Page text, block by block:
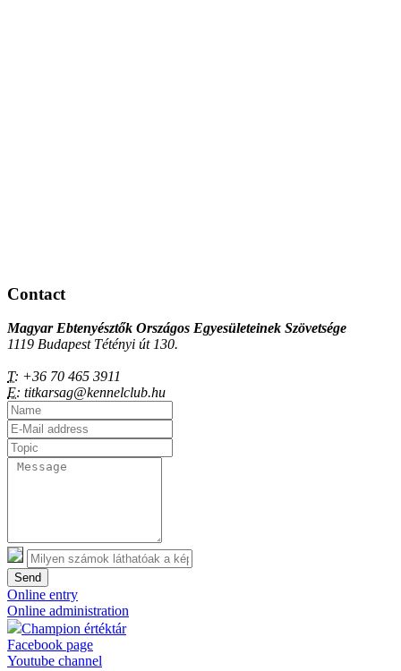
Contact
Magyar Ebtenyésztők Országos Egyesületeinek Szövetsége
1119 Budapest Tétényi út 130.
T: +36 70 465 3911
E: titkarsag@kennelclub.hu
Send
Online entry
Online administration
Champion értéktár
Facebook page
Youtube channel